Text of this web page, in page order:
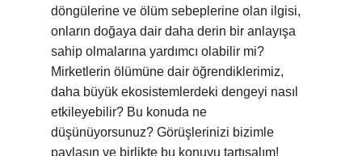
döngülerine ve ölüm sebeplerine olan ilgisi,
onların doğaya dair daha derin bir anlayışa
sahip olmalarına yardımcı olabilir mi?
Mirketlerin ölümüne dair öğrendiklerimiz,
daha büyük ekosistemlerdeki dengeyi nasıl
etkileyebilir? Bu konuda ne
düşünüyorsunuz? Görüşlerinizi bizimle
paylaşın ve birlikte bu konuyu tartışalım!